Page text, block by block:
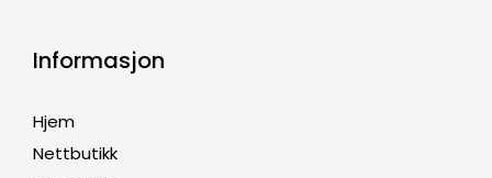
Informasjon
Hjem
Nettbutikk